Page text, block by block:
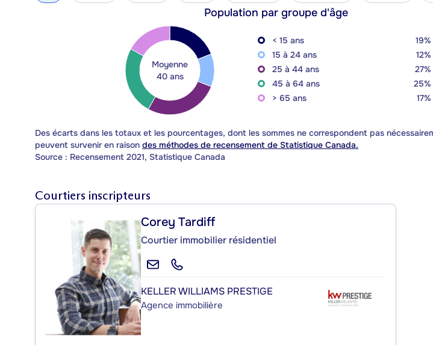
Population par groupe d'âge
Moyenne
40 ans
< 15 ans
19%
15 à 24 ans
12%
25 à 44 ans
27%
45 à 64 ans
25%
> 65 ans
17%
Des écarts dans les totaux et les pourcentages, dont les sommes ne correspondent pas
peuvent survenir en raison des méthodes de recensement de Statistique Canada.
Source : Recensement 2021, Statistique Canada
Courtiers inscripteurs
Corey Tardiff
Courtier immobilier résidentiel
KELLER WILLIAMS PRESTIGE
Agence immobilière